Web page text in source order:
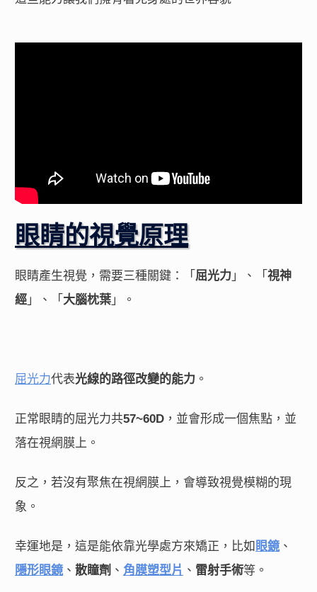
眼睛的視覺原理
眼睛產生視覺，需要三種關鍵：「 屈光力 」、「 視神
經 」、「 大腦枕葉 」。
屈光力代表光線的路徑改變的能力 。
正常眼睛的屈光力共57~60D ，並會形成一個焦點，並
落在視網膜上。
反之，若沒有聚焦在視網膜上，會導致視覺模糊的現
象。
幸運地是，這是能依靠光學處方來矯正，比如 眼鏡 、
隱形眼鏡 、 散瞳劑 、 角膜塑型片 、 雷射手術等。